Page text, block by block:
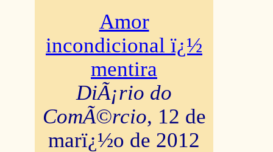
Amor
incondicional ï¿½
mentira
DiÃ¡rio do
ComÃ©rcio, 12 de
marï¿½o de 2012